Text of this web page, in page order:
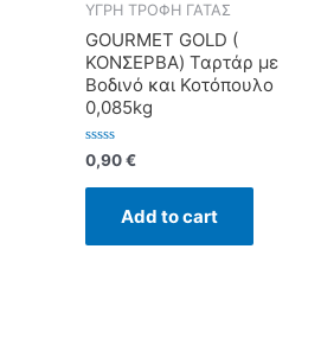
ΥΓΡΗ ΤΡΟΦΗ ΓΑΤΑΣ
GOURMET GOLD (
ΚΟΝΣΕΡΒΑ) Ταρτάρ με
Βοδινό και Κοτόπουλο
0,085kg
Rated
0
out
0,90€
Add to cart